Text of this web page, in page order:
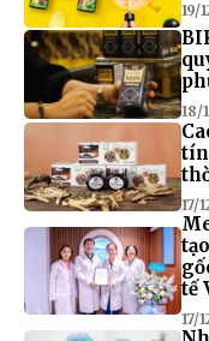
19/
18/
17/
tế
17/